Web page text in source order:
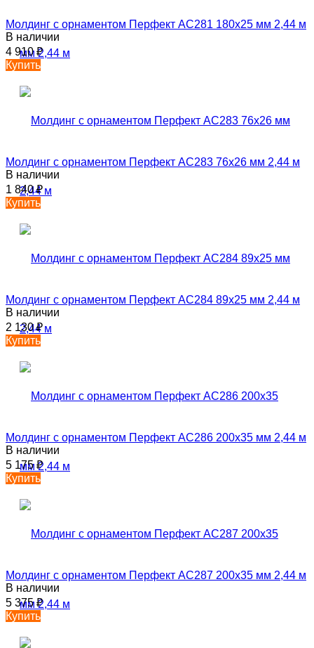
Молдинг с орнаментом Перфект AC281 180х25 мм 2,44 м
В наличии
4 910₽
Купить
Молдинг с орнаментом Перфект AC283 76х26 мм 2,44 м
В наличии
1 840₽
Купить
Молдинг с орнаментом Перфект AC284 89х25 мм 2,44 м
В наличии
2 130₽
Купить
Молдинг с орнаментом Перфект AC286 200х35 мм 2,44 м
В наличии
5 175₽
Купить
Молдинг с орнаментом Перфект AC287 200х35 мм 2,44 м
В наличии
5 375₽
Купить